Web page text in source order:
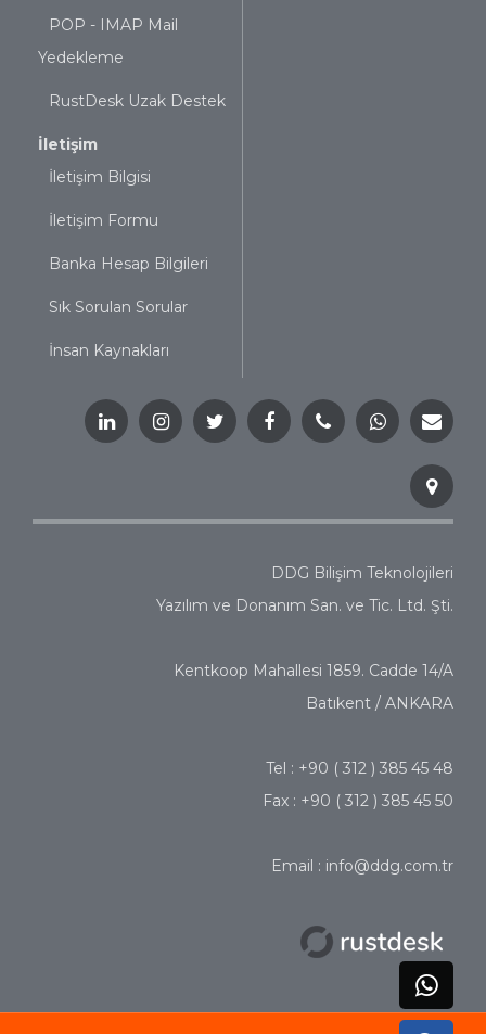
POP - IMAP Mail
Yedekleme
RustDesk Uzak Destek
İletişim
İletişim Bilgisi
İletişim Formu
Banka Hesap Bilgileri
Sık Sorulan Sorular
İnsan Kaynakları
DDG Bilişim Teknolojileri
Yazılım ve Donanım San. ve Tic. Ltd. Şti.
Kentkoop Mahallesi 1859. Cadde 14/A
Batıkent / ANKARA
Tel : +90 ( 312 ) 385 45 48
Fax : +90 ( 312 ) 385 45 50
Email : info@ddg.com.tr